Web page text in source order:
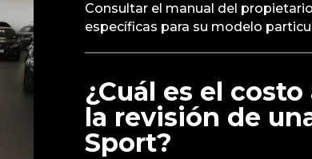
Consultar el manual del
específicas para su modelo
¿Cuál es el
la revisión de
Sport?